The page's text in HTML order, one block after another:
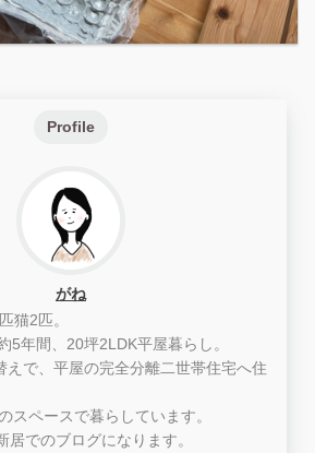
Profile
がね
猫2匹。
5年間、20坪2LDK平屋暮らし。
えで、平屋の完全分離二世帯住宅へ住
スペースで暮らしています。
でのブログになります。